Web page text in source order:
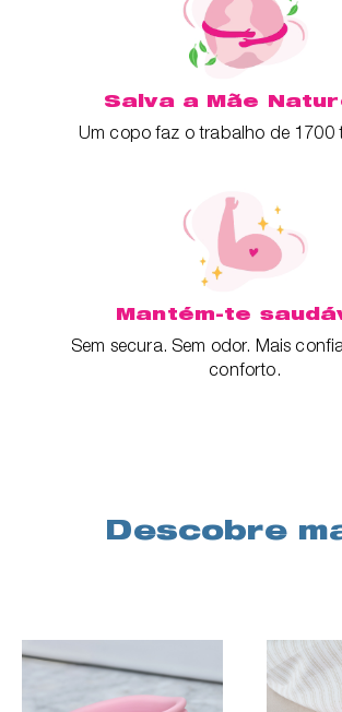
Salva a Mãe
Um copo faz o trabalho de 1700
Mantém-te
Sem secura. Sem odor. Mais
conforto.
Descobre